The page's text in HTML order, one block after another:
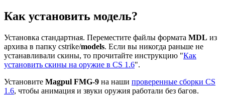
Как установить модель?
Установка стандартная. Переместите файлы формата MDL из
архива в папку cstrike/models. Если вы никогда раньше не
устанавливали скины, то прочитайте инструкцию "Как
установить скины на оружие в CS 1.6".
Установите Magpul FMG-9 на наши проверенные сборки CS
1.6, чтобы анимация и звуки оружия работали без багов.